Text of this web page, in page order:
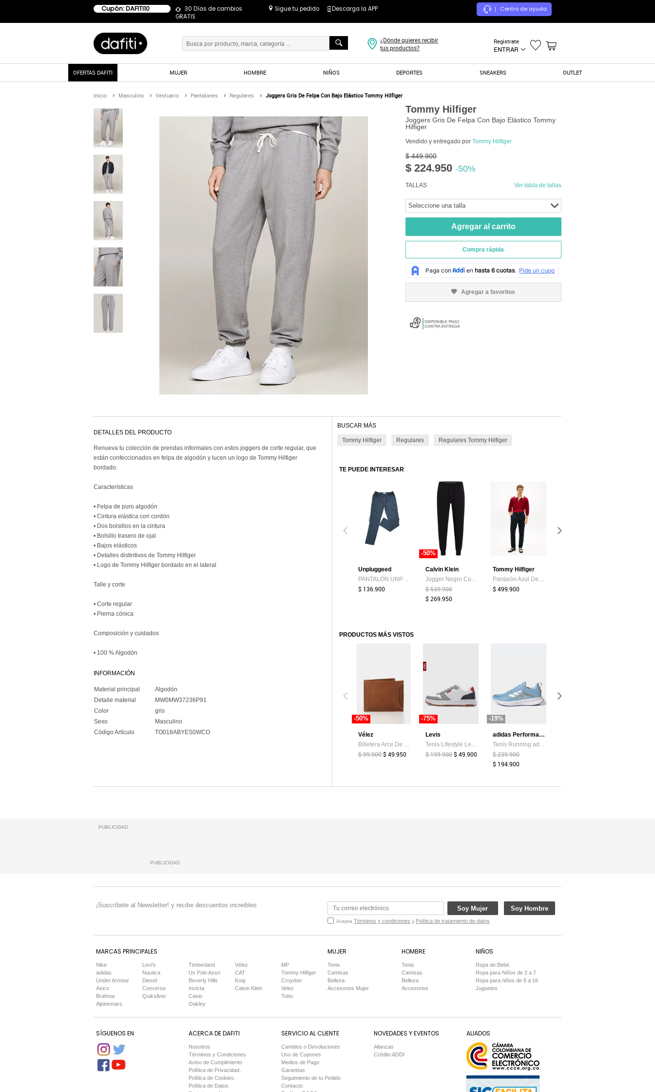
Cupón: DAFITI10
30 Días de cambios
GRATIS
Sigue tu pedido Descarga la APP | Centro de ayuda
Registrate
ENTRAR
¿Dónde quieres recibir
tus productos?
OFERTAS DAFITI MUJER HOMBRE NIÑOS DEPORTES SNEAKERS OUTLET
Inicio Masculino Vestuario Pantalones Regulares Joggers Gris De Felpa Con Bajo Elástico Tommy Hilfiger
Tommy Hilfiger
Joggers Gris De Felpa Con Bajo Elástico Tommy
Hilfiger
Vendido y entregado por Tommy Hilfiger
$ 449.900
$ 224.950 -50%
TALLAS Ver tabla de tallas
Seleccione una talla
Agregar al carrito
Compra rápida
Agregar a favoritos
DETALLES DEL PRODUCTO
Renueva tu colección de prendas informales con estos joggers de corte regular, que
están confeccionados en felpa de algodón y lucen un logo de Tommy Hilfiger
bordado.
Características
• Felpa de puro algodón
• Cintura elástica con cordón
• Dos bolsillos en la cintura
• Bolsillo trasero de ojal
• Bajos elásticos
• Detalles distintivos de Tommy Hilfiger
• Logo de Tommy Hilfiger bordado en el lateral
Talle y corte
• Corte regular
• Pierna cónica
Composición y cuidados
• 100 % Algodón
INFORMACIÓN
Material principal
Algodón
Detalle material
MW0MW37236P91
Color
gris
Sexo
Masculino
Código Artículo
TO018ABYES0WCO
BUSCAR MÁS
Tommy Hilfiger Regulares Regulares Tommy Hilfiger
TE PUEDE INTERESAR
Unpluggeed
PANTALON UNPLUGGEED HOMBRE 56286 GRIS OSCURO Talla 34
$ 136.900
-50%
Calvin Klein
$ 539.900
$ 269.950
Tommy Hilfiger
$ 499.900
PRODUCTOS MÁS VISTOS
-50%
Vélez
$ 99.900 $ 49.950
-75%
Levis
$ 199.900$ 49.900
-19%
adidas Performance
$ 239.900
$ 194.900
PUBLICIDAD
PUBLICIDAD
¡Suscríbete al Newsletter! y recibe descuentos increibles Soy Mujer Soy Hombre
Acepta Términos y condiciones y Política de tratamiento de datos
MARCAS PRINCIPALES
Nike
adidas
Under Armour
Asics
Brahma
Alpinestars
Levi's
Nautica
Diesel
Converse
Quiksilver
Timberland
Us Polo Assn
Beverly Hills
Invicta
Casio
Oakley
Vélez
CAT
Koaj
Calvin Klein
MP
Tommy Hilfiger
Croydon
Velez
Totto
MUJER
Tenis
Camisas
Belleza
Accesorios Mujer
HOMBRE
Tenis
Camisas
Belleza
Accesorios
NIÑOS
Ropa de Bebé
Ropa para Niños de 2 a 7
Ropa para niños de 8 a 16
Juguetes
SÍGUENOS EN ACERCA DE DAFITI
Nosotros
Términos y Condiciones
Aviso de Cumplimiento
Política de Privacidad.
Política de Cookies.
Política de Datos
SERVICIO AL CLIENTE
Cambios o Devoluciones
Uso de Cupones
Medios de Pago
Garantías
Seguimiento de tu Pedido
Contacto
NOVEDADES Y EVENTOS
Alianzas
Crédito ADDI
ALIADOS